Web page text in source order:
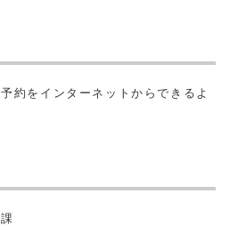
約をインターネットからできるよ